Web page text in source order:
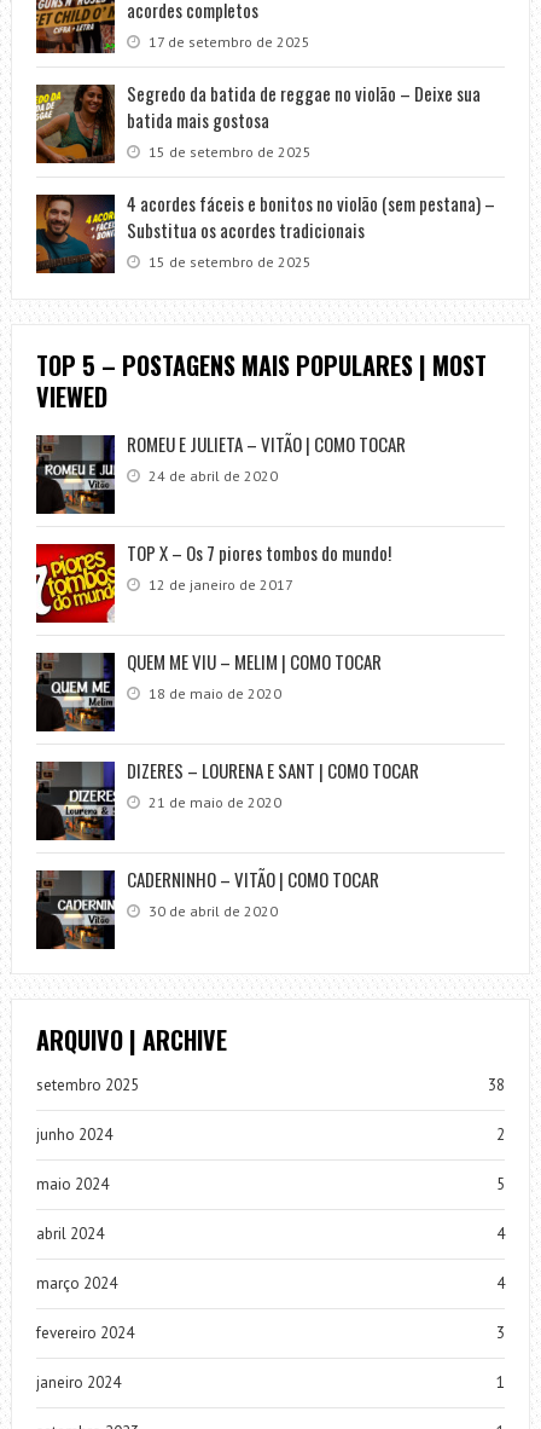
acordes completos
17 de setembro de 2025
Segredo da batida de reggae no violão – Deixe sua
batida mais gostosa
15 de setembro de 2025
4 acordes fáceis e bonitos no violão (sem pestana) –
Substitua os acordes tradicionais
15 de setembro de 2025
TOP 5 – POSTAGENS MAIS POPULARES | MOST
VIEWED
ROMEU E JULIETA – VITÃO | COMO TOCAR
24 de abril de 2020
TOP X – Os 7 piores tombos do mundo!
12 de janeiro de 2017
QUEM ME VIU – MELIM | COMO TOCAR
18 de maio de 2020
DIZERES – LOURENA E SANT | COMO TOCAR
21 de maio de 2020
CADERNINHO – VITÃO | COMO TOCAR
30 de abril de 2020
ARQUIVO | ARCHIVE
setembro 2025 38
junho 2024 2
maio 2024 5
abril 2024 4
março 2024 4
fevereiro 2024 3
janeiro 2024 1